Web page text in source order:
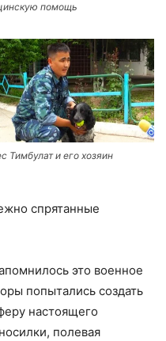
помощь
Тимбулат и его хозяин
спрятанные
это военное
попытались создать
настоящего
полевая